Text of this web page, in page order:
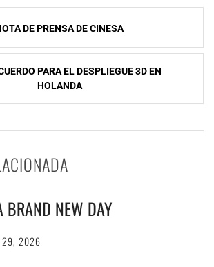
DE PRENSA DE CINESA
PARA EL DESPLIEGUE 3D EN
HOLANDA
BRAND NEW DAY
29, 2026